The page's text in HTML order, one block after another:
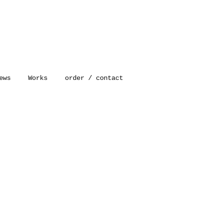
Works order / contact